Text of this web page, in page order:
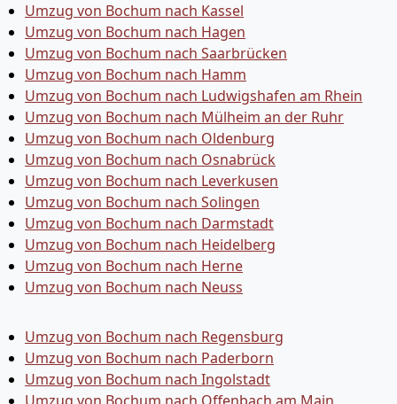
Umzug von Bochum nach Kassel
Umzug von Bochum nach Hagen
Umzug von Bochum nach Saarbrücken
Umzug von Bochum nach Hamm
Umzug von Bochum nach Ludwigshafen am Rhein
Umzug von Bochum nach Mülheim an der Ruhr
Umzug von Bochum nach Oldenburg
Umzug von Bochum nach Osnabrück
Umzug von Bochum nach Leverkusen
Umzug von Bochum nach Solingen
Umzug von Bochum nach Darmstadt
Umzug von Bochum nach Heidelberg
Umzug von Bochum nach Herne
Umzug von Bochum nach Neuss
Umzug von Bochum nach Regensburg
Umzug von Bochum nach Paderborn
Umzug von Bochum nach Ingolstadt